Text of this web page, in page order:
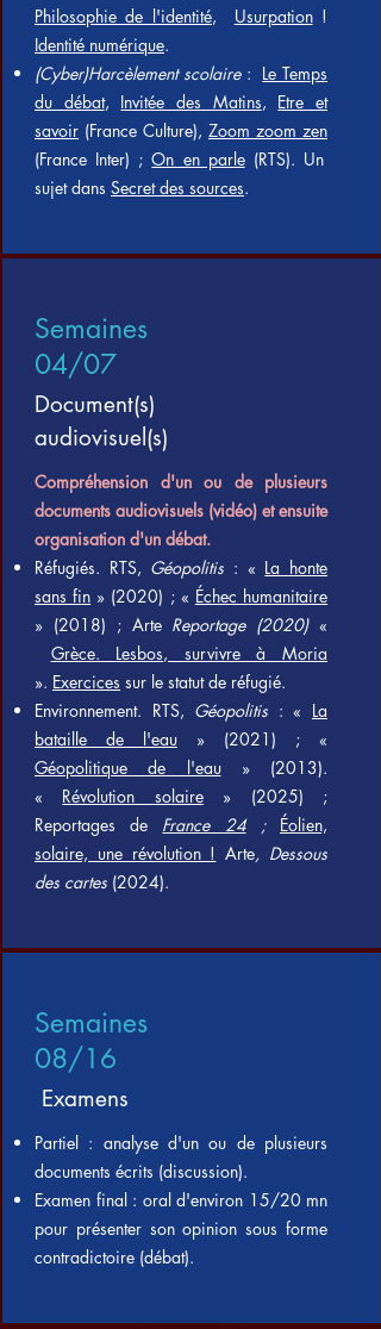
Philosophie de l'identité, Usurpation!
Identité numérique.
(Cyber)Harcèlement scolaire : Le Temps
du débat, Invitée des Matins, Etre et
savoir (France Culture), Zoom zoom zen
(France Inter) ;On en parle(RTS). Un
sujet dans Secret des sources.
Semaines
04/07
Document(s)
audiovisuel(s)
Compréhension d'un ou de plusieurs
documents audiovisuels (vidéo) et ensuite
organisation d'un débat.
Réfugiés. RTS, Géopolitis : « La honte
sans fin » (2020) ; « Échec humanitaire
» (2018) ; Arte Reportage (2020)«
Grèce. Lesbos, survivre à Moria
». Exercices sur le statut de réfugié.
Environnement. RTS, Géopolitis : « La
bataille de l'eau » (2021) ; «
Géopolitique de l'eau» (2013).
« Révolution solaire» (2025) ;
Reportages de France 24; Éolien,
solaire, une révolution ! Arte, Dessous
des cartes (2024).
Semaines
08/16
Examens
Partiel : analyse d'un ou de plusieurs
documents écrits (discussion).
Examen final : oral d'environ 15/20 mn
pour présenter son opinion sous forme
contradictoire (débat).